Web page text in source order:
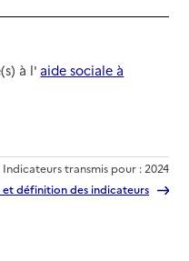
à l' aide sociale à
Indicateurs transmis pour : 2024
et définition des indicateurs